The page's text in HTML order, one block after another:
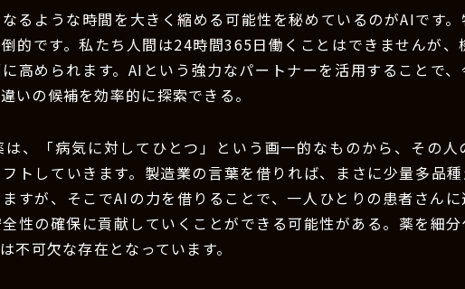
るような時間を大きく縮める可能性を秘めているのがAIです
的です。私たち人間は24時間365日働くことはできませんが
高められます。AIという強力なパートナーを活用することで
いの候補を効率的に探索できる。
、「病気に対してひとつ」という画一的なものから、その人
フトしていきます。製造業の言葉を借りれば、まさに少量多品
すが、そこでAIの力を借りることで、一人ひとりの患者さん
性の確保に貢献していくことができる可能性がある。薬を細
不可欠な存在となっています。